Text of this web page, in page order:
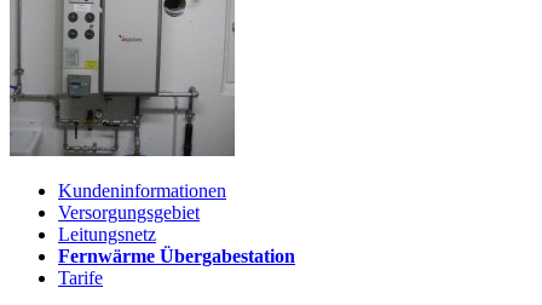
Kundeninformationen
Versorgungsgebiet
Leitungsnetz
Fernwärme Übergabestation
Tarife